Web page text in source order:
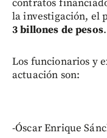
contratos
la investigación, el
3 billones de pesos.
Los funcionarios y
actuación son:
-Óscar Enrique